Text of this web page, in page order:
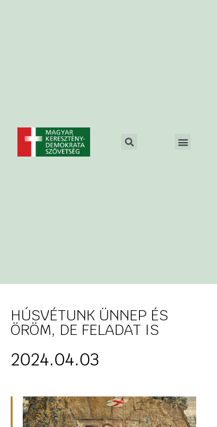
HÚSVÉTUNK ÜNNEP ÉS
ÖRÖM, DE FELADAT IS
2024.04.03